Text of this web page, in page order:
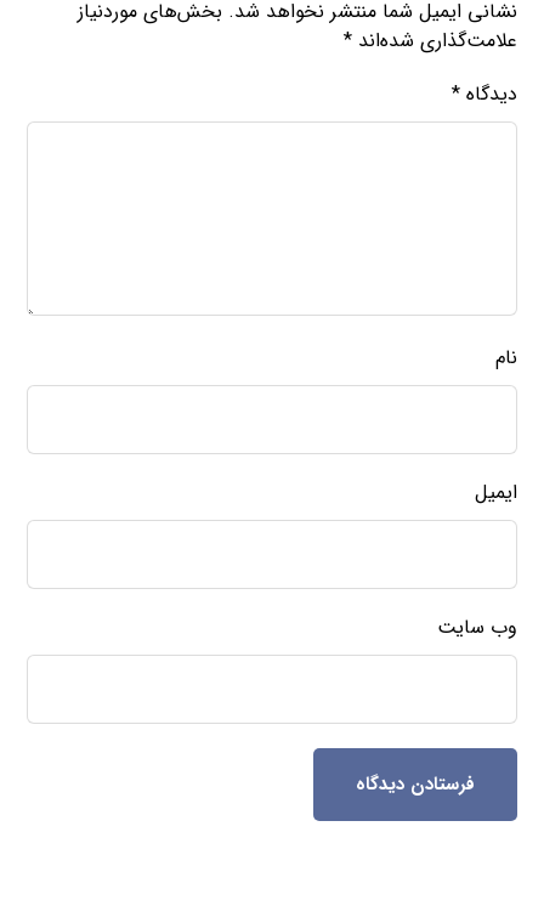
نشانی ایمیل شما منتشر نخواهد شد. بخش‌های موردنیاز
علامت‌گذاری شده‌اند*
دیدگاه*
نام
ایمیل
وب‌ سایت
فرستادن دیدگاه